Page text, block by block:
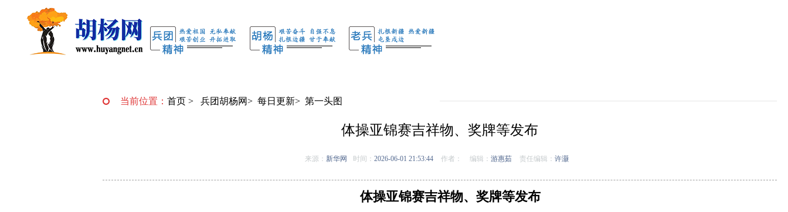
当前位置： 首页 > 兵团胡杨网> 每日更新> 第一头图
体操亚锦赛吉祥物、奖牌等发布
来源： 新华网 时间： 2026-06-01 21:53:44 作者： 编辑： 游惠茹 责任编辑： 许灏
体操亚锦赛吉祥物、奖牌等发布